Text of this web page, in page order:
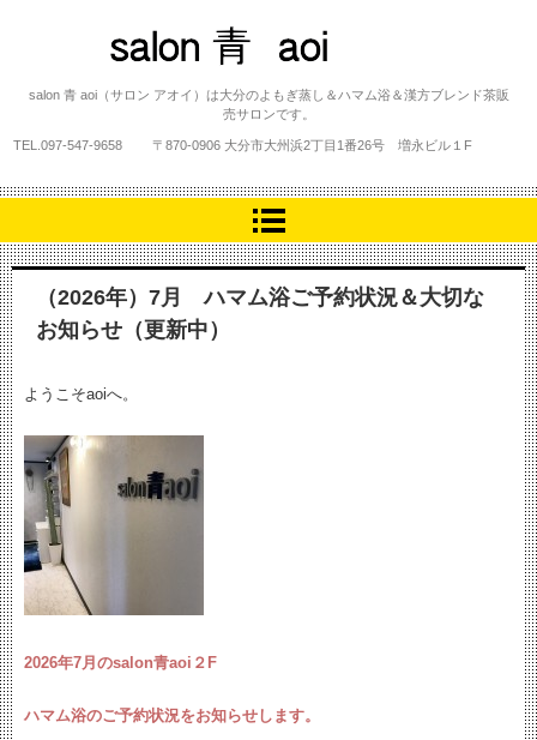
salon 青 aoi
salon 青 aoi（サロン アオイ）は大分のよもぎ蒸し＆ハマム浴＆漢方ブレンド茶販
売サロンです。
TEL. 097-547-9658 〒870-0906 大分市大州浜2丁目1番26号 増永ビル１F
（2026年）7月 ハマム浴ご予約状況＆大切な
お知らせ（更新中）
ようこそaoiへ。
2026年7月のsalon青aoi２F
ハマム浴のご予約状況をお知らせします。